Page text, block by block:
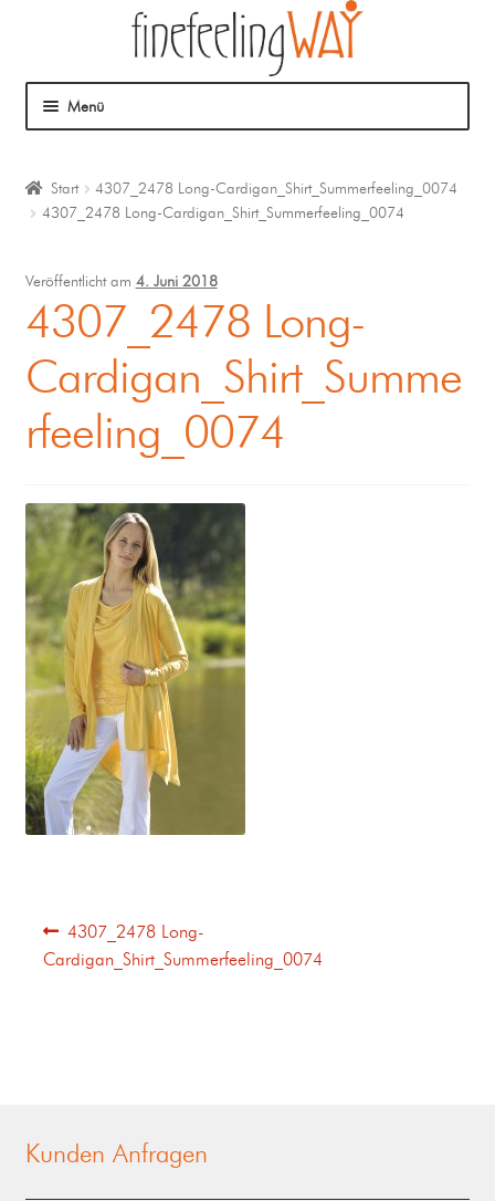
Menü
Mein Angebot
Coaching
Klangmassage
Start
4307_2478 Long-Cardigan_Shirt_Summerfeeling_0074
4307_2478 Long-Cardigan_Shirt_Summerfeeling_0074
Veröffentlicht am 4. Juni 2018
4307_2478 Long-
Cardigan_Shirt_Summe
rfeeling_0074
4307_2478 Long-
Cardigan_Shirt_Summerfeeling_0074
Kunden Anfragen